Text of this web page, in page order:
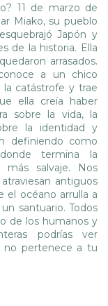
11 de marzo de
Miako, su pueblo
Japón y
de la historia. Ella
arrasados.
a un chico
catástrofe y trae
ella creía haber
sobre la vida, la
la identidad y
definiendo como
termina la
más salvaje. Nos
antiguos
el océano arrulla a
santuario. Todos
de los humanos y
podrías ver
no pertenece a tu